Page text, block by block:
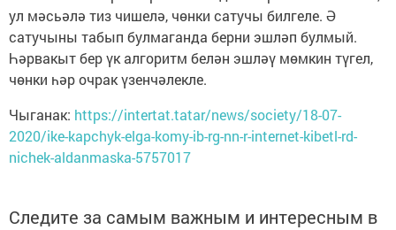
ул мәсьәлә тиз чишелә, чөнки сатучы билгеле. Ә
сатучыны табып булмаганда берни эшләп булмый.
Һәрвакыт бер үк алгоритм белән эшләү мөмкин түгел,
чөнки һәр очрак үзенчәлекле.
Чыганак: https://intertat.tatar/news/society/18-07-
2020/ike-kapchyk-elga-komy-ib-rg-nn-r-internet-kibetl-rd-
nichek-aldanmaska-5757017
Следите за самым важным и интересным в